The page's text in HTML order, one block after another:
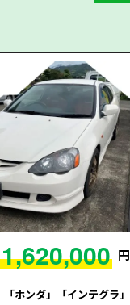
1,620,000 円
「ホンダ」「インテグラ」